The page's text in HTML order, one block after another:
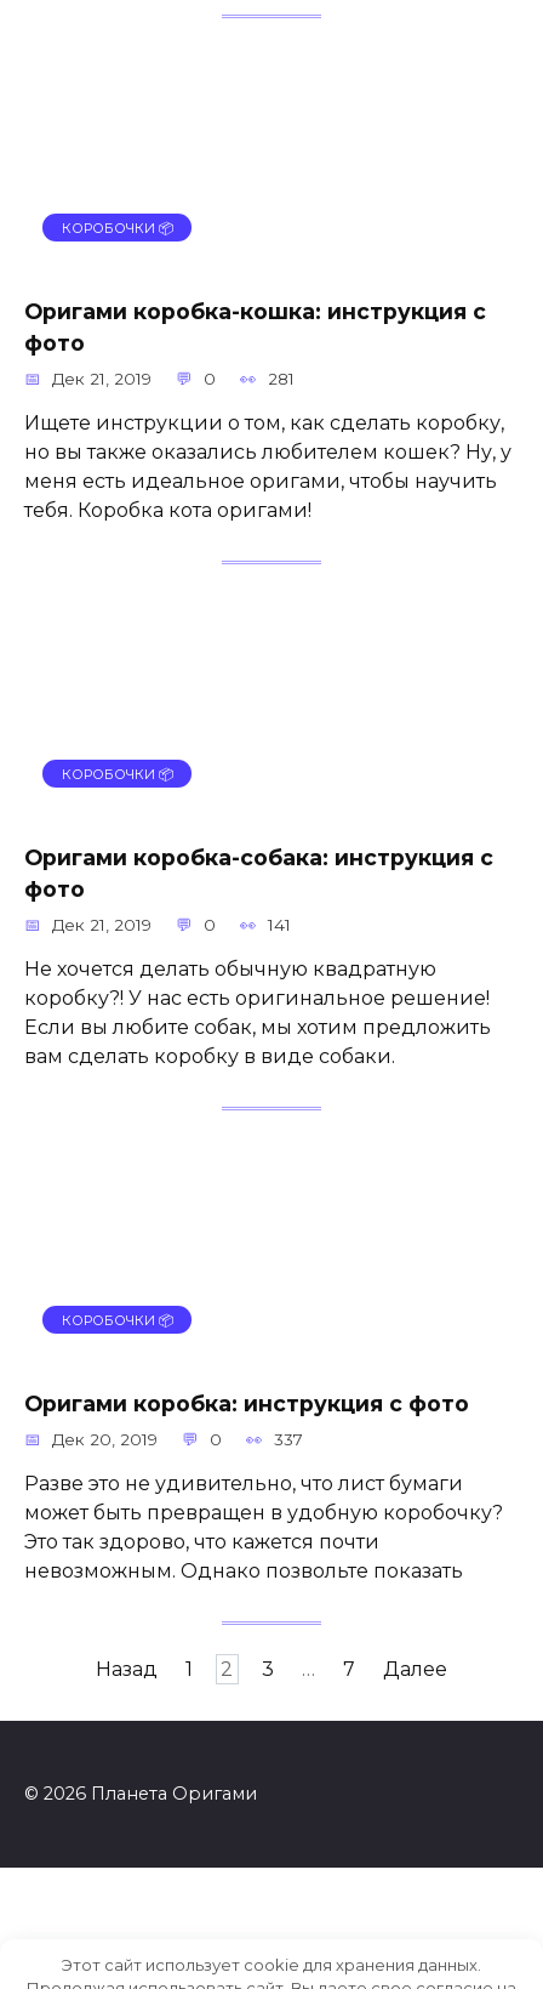
КОРОБОЧКИ 📦
Оригами коробка-кошка: инструкция с
фото
Дек 21, 2019 0 281
Ищете инструкции о том, как сделать коробку,
но вы также оказались любителем кошек? Ну, у
меня есть идеальное оригами, чтобы научить
тебя. Коробка кота оригами!
КОРОБОЧКИ 📦
Оригами коробка-собака: инструкция с
фото
Дек 21, 2019 0 141
Не хочется делать обычную квадратную
коробку?! У нас есть оригинальное решение!
Если вы любите собак, мы хотим предложить
вам сделать коробку в виде собаки.
КОРОБОЧКИ 📦
Оригами коробка: инструкция с фото
Дек 20, 2019 0 337
Разве это не удивительно, что лист бумаги
может быть превращен в удобную коробочку?
Это так здорово, что кажется почти
невозможным. Однако позвольте показать
Пагинация
Назад 1 2 3 … 7 Далее
© 2026 Планета Оригами
Этот сайт использует cookie для хранения данных.